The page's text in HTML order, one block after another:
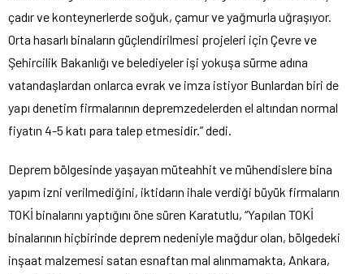
çadır ve konteynerlerde soğuk, çamur ve yağmurla uğraşıyor.
Orta hasarlı binaların güçlendirilmesi projeleri için Çevre ve
Şehircilik Bakanlığı ve belediyeler işi yokuşa sürme adına
vatandaşlardan onlarca evrak ve imza istiyor Bunlardan biri de
yapı denetim firmalarının depremzedelerden el altından normal
fiyatın 4-5 katı para talep etmesidir.” dedi.
Deprem bölgesinde yaşayan müteahhit ve mühendislere bina
yapım izni verilmediğini, iktidarın ihale verdiği büyük firmaların
TOKİ binalarını yaptığını öne süren Karatutlu, “Yapılan TOKİ
binalarının hiçbirinde deprem nedeniyle mağdur olan, bölgedeki
inşaat malzemesi satan esnaftan mal alınmamakta, Ankara,